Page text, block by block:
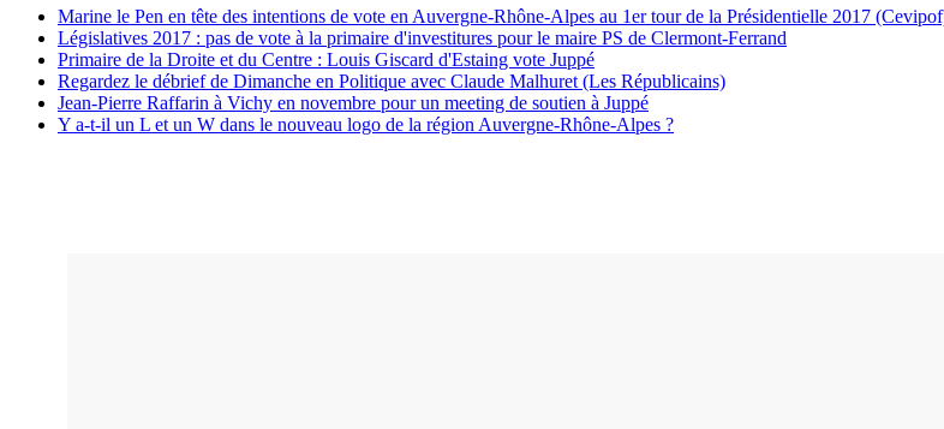
Marine le Pen en tête des intentions de vote en Auvergne-Rhône-Alpes au 1er tour de la Présidentielle 2017
Législatives 2017 : pas de vote à la primaire d'investitures pour le maire PS de Clermont-Ferrand
Primaire de la Droite et du Centre : Louis Giscard d'Estaing vote Juppé
Regardez le débrief de Dimanche en Politique avec Claude Malhuret (Les Républicains)
Jean-Pierre Raffarin à Vichy en novembre pour un meeting de soutien à Juppé
Y a-t-il un L et un W dans le nouveau logo de la région Auvergne-Rhône-Alpes ?